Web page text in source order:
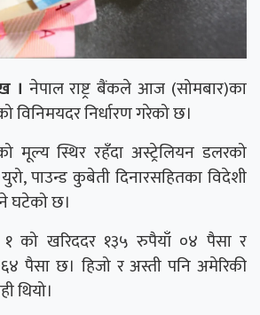
। नेपाल राष्ट्र बैंकले आज (सोमबार)का
विनिमयदर निर्धारण गरेको छ।
मूल्य स्थिर रहँदा अस्ट्रेलियन डलरको
पाउन्ड कुबेती दिनारसहितका विदेशी
घटेको छ।
को खरिददर १३५ रुपैयाँ ०४ पैसा र
पैसा छ। हिजो र अस्ती पनि अमेरिकी
थियो।